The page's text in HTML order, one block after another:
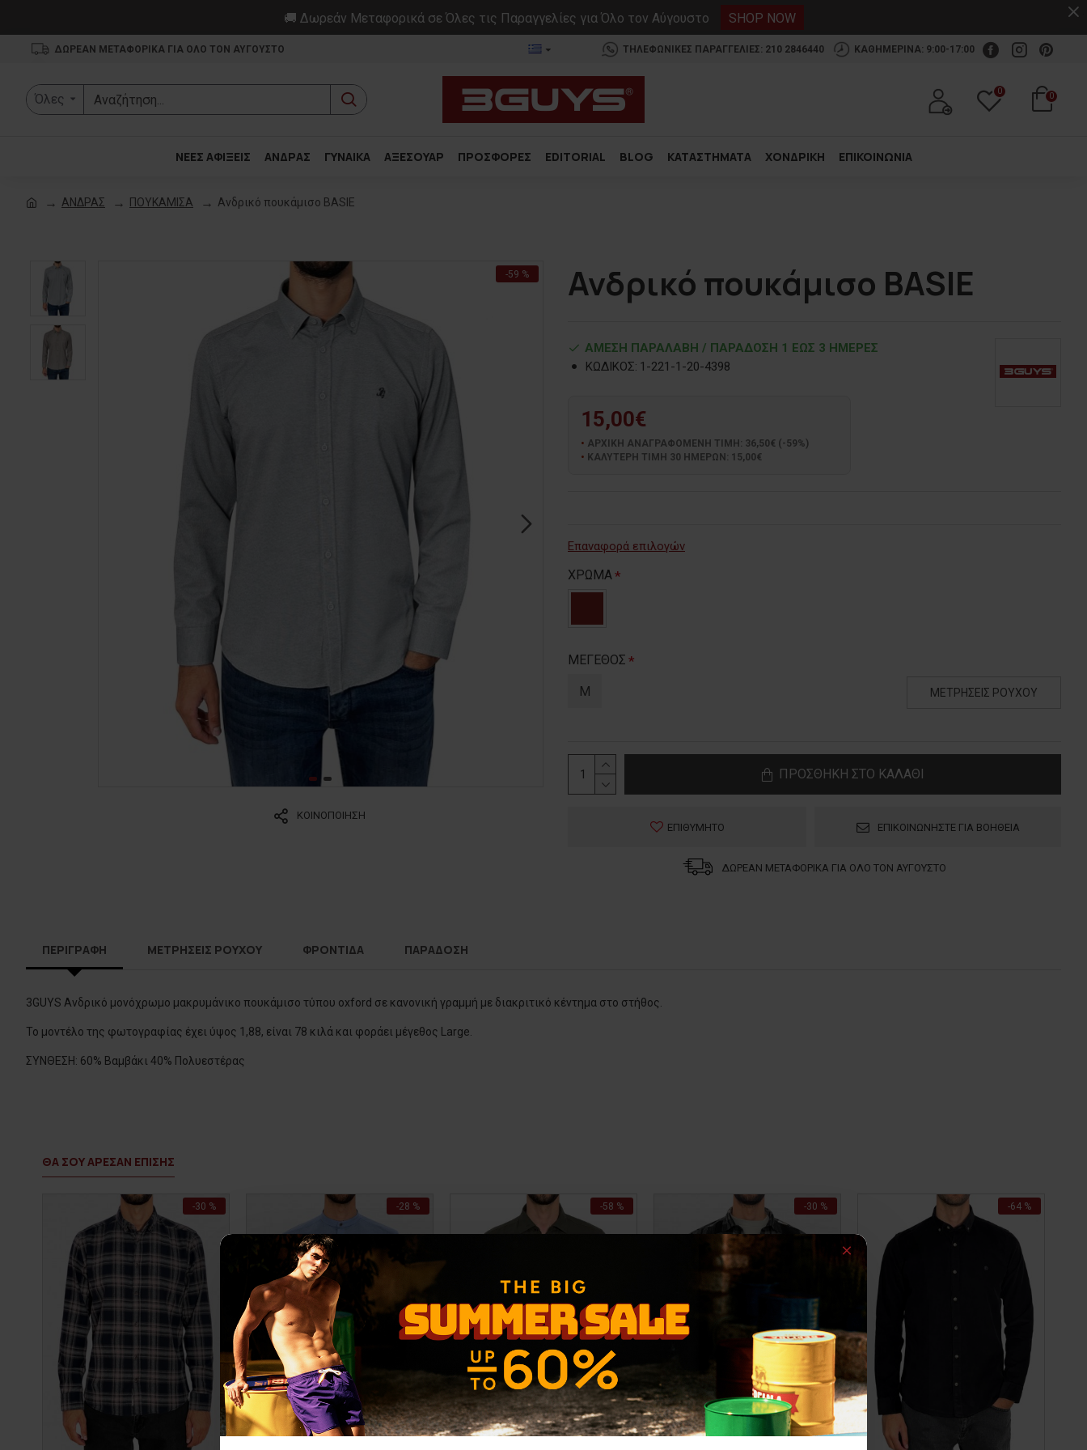
🚚 Δωρεάν Μεταφορικά σε Όλες τις Παραγγελίες για Όλο τον Αύγουστο SHOP NOW
ΔΩΡΕΑΝ ΜΕΤΑΦΟΡΙΚΑ ΓΙΑ ΟΛΟ ΤΟΝ ΑΥΓΟΥΣΤΟ ΤΗΛΕΦΩΝΙΚΕΣ ΠΑΡΑΓΓΕΛΙΕΣ: 210 2846440 ΚΑΘΗΜΕΡΙΝΑ: 9:00-17:00
Όλες
0 0
ΝΕΕΣ ΑΦΙΞΕΙΣ ΑΝΔΡΑΣ ΓΥΝΑΙΚΑ ΑΞΕΣΟΥΑΡ ΠΡΟΣΦΟΡΕΣ EDITORIAL BLOG ΚΑΤΑΣΤΗΜΑΤΑ ΧΟΝΔΡΙΚΗ ΕΠΙΚΟΙΝΩΝΙΑ
ΑΝΔΡΑΣ ΠΟΥΚΑΜΙΣΑ Ανδρικό πουκάμισο BASIE
-59 %
ΚΟΙΝΟΠΟΙΗΣΗ
Ανδρικό πουκάμισο BASIE
ΑΜΕΣΗ ΠΑΡΑΛΑΒΗ / ΠΑΡΑΔOΣΗ 1 ΕΩΣ 3 ΗΜΕΡΕΣ
ΚΩΔΙΚΟΣ: 1-221-1-20-4398
15,00€
ΑΡΧΙΚΗ ΑΝΑΓΡΑΦΟΜΕΝΗ ΤΙΜΗ: 36,50€ (-59%)
ΚΑΛΥΤΕΡΗ ΤΙΜΗ 30 ΗΜΕΡΩΝ: 15,00€
Επαναφορά επιλογών
ΧΡΩΜΑ
ΜΕΓΕΘΟΣ
M ΜΕΤΡΗΣΕΙΣ ΡΟΥΧΟΥ
ΠΡΟΣΘΗΚΗ ΣΤΟ ΚΑΛΑΘΙ
ΕΠΙΘΥΜΗΤΟ ΕΠΙΚΟΙΝΩΝΗΣΤΕ ΓΙΑ ΒΟΗΘΕΙΑ
ΔΩΡΕΑΝ ΜΕΤΑΦΟΡΙΚΑ ΓΙΑ ΟΛΟ ΤΟΝ ΑΥΓΟΥΣΤΟ
ΠΕΡΙΓΡΑΦΗ ΜΕΤΡΗΣΕΙΣ ΡΟΥΧΟΥ ΦΡΟΝΤΙΔΑ ΠΑΡΑΔΟΣΗ
3GUYS Ανδρικό μονόχρωμο μακρυμάνικο πουκάμισο τύπου oxford σε κανονική γραμμή με διακριτικό κέντημα στο στήθος.
Το μοντέλο της φωτογραφίας έχει ύψος 1,88, είναι 78 κιλά και φοράει μέγεθος Large.
ΣΥΝΘΕΣΗ: 60% Βαμβάκι 40% Πολυεστέρας
ΘΑ ΣΟΥ ΑΡΕΣΑΝ ΕΠΙΣΗΣ
-30 % -28 % -58 % -30 % -64 %